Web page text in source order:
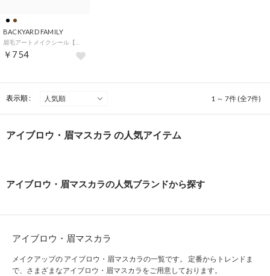
BACKYARD FAMILY
￥754
表示順 : 1 ～ 7件 (全7件)
アイブロウ・眉マスカラ の人気アイテム
アイブロウ・眉マスカラの人気ブランドから探す
アイブロウ・眉マスカラ
メイクアップの アイブロウ・眉マスカラの一覧です。 定番からトレンドま
で、さまざまなアイブロウ・眉マスカラをご用意しております。